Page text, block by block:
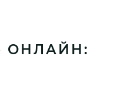
ОНЛАЙН: